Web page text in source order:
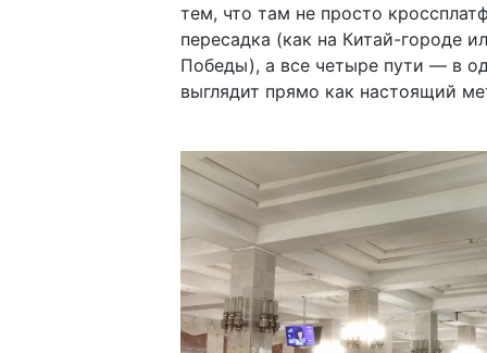
тем, что там не просто
пересадка (как на Китай-городе
Победы), а все четыре пути — в
выглядит прямо как настоящий